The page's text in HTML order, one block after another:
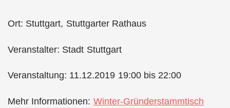
Ort: Stuttgart, Stuttgarter Rathaus
Veranstalter: Stadt Stuttgart
Veranstaltung: 11.12.2019 19:00 bis 22:00
Mehr Informationen: Winter-Gründerstammtisch